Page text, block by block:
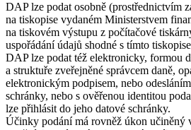
DAP lze podat osobně (prostřednictvím
na tiskopise vydaném Ministerstvem
na tiskovém výstupu z počítačové
uspořádání údajů shodné s tímto
DAP lze podat též elektronicky, formou
a struktuře zveřejněné správcem daně,
elektronickým podpisem, nebo
schránky, nebo s ověřenou identitou
lze přihlásit do jeho datové schránky.
Účinky podání má rovněž úkon učiněný